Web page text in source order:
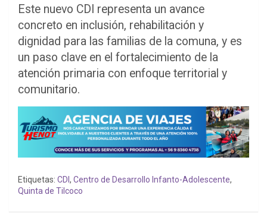
Este nuevo CDI representa un avance
concreto en inclusión, rehabilitación y
dignidad para las familias de la comuna, y es
un paso clave en el fortalecimiento de la
atención primaria con enfoque territorial y
comunitario.
Etiquetas: CDI , Centro de Desarrollo Infanto-Adolescente,
Quinta de Tilcoco